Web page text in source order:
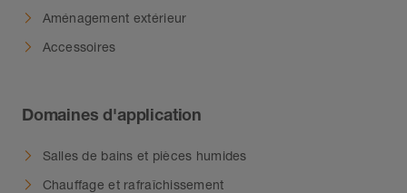
Aménagement extérieur
Accessoires
Domaines d'application
Salles de bains et pièces humides
Chauffage et rafraîchissement